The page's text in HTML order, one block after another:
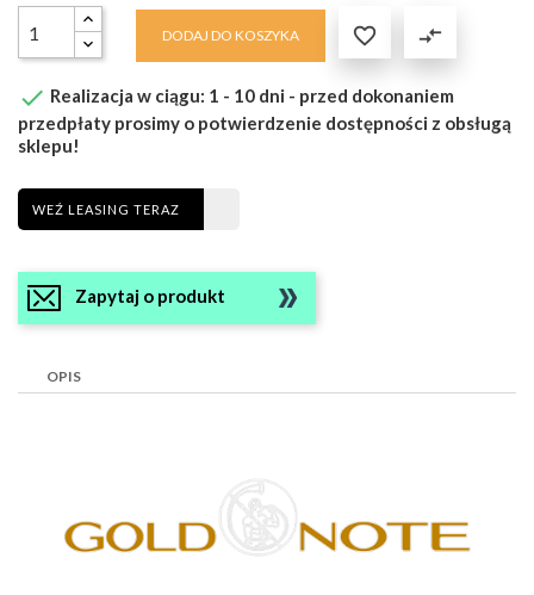
DODAJ DO KOSZYKA  compare_arrows
 Realizacja w ciągu: 1 - 10 dni - przed dokonaniem
przedpłaty prosimy o potwierdzenie dostępności z obsługą
sklepu!
WEŹ LEASING TERAZ
Zapytaj o produkt
OPIS